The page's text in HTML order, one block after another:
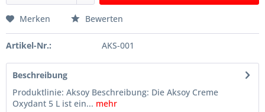
Merken Bewerten
Artikel-Nr.: AKS-001
Beschreibung
Produktlinie: Aksoy Beschreibung: Die Aksoy Creme
Oxydant 5 L ist ein... mehr